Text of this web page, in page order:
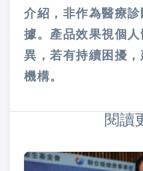
介紹，非作為醫療
據。產品效果視個
異，若有持續困擾
機構。
閱讀